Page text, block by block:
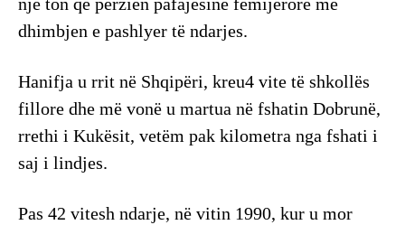
dhimbjen e pashlyer të ndarjes.
Hanifja u rrit në Shqipëri, kreu4 vite të shkollës
fillore dhe më vonë u martua në fshatin Dobrunë,
rrethi i Kukësit, vetëm pak kilometra nga fshati i
saj i lindjes.
Pas 42 vitesh ndarje, në vitin 1990, kur u mor